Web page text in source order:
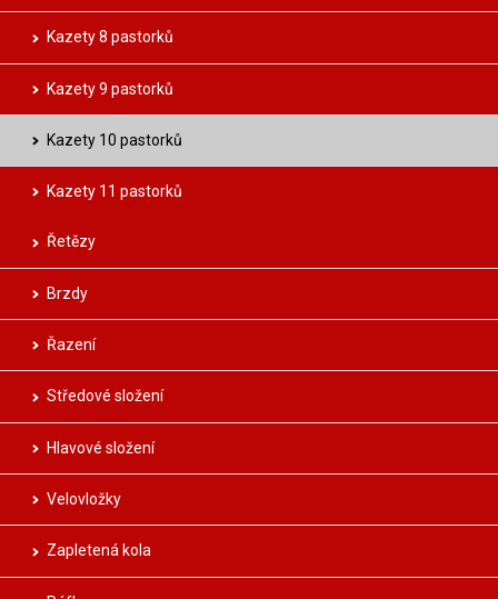
Kazety 8 pastorků
Kazety 9 pastorků
Kazety 10 pastorků
Kazety 11 pastorků
Řetězy
Brzdy
Řazení
Středové složení
Hlavové složení
Velovložky
Zapletená kola